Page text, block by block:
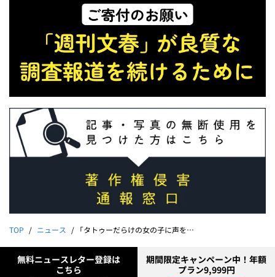
TOP ニュース 「タトゥーだらけの女の子に声をかけ…」衝撃逮捕“歌舞伎町の伝説のスカウト”が狙った風俗界のブルーオーシャン
無料ニュースレター登録は
こちら
期間限定キャンペーン中！年額
プラン9,999円